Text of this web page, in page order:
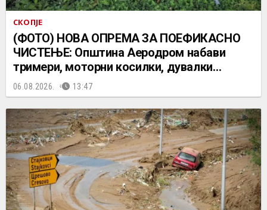
СКОПЈЕ
(ФОТО) НОВА ОПРЕМА ЗА ПОЕФИКАСНО
ЧИСТЕЊЕ: Општина Аеродром набави
тримери, моторни косилки, дувалки…
06.08.2026. 13:47